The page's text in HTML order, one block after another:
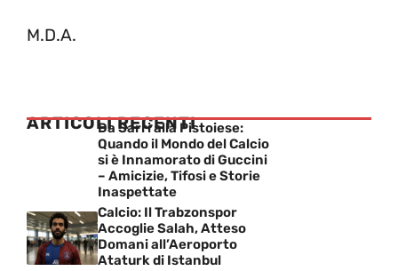
M.D.A.
ARTICOLI RECENTI
Da Sarri alla Pistoiese:
Quando il Mondo del Calcio
si è Innamorato di Guccini
– Amicizie, Tifosi e Storie
Inaspettate
Calcio: Il Trabzonspor
Accoglie Salah, Atteso
Domani all’Aeroporto
Ataturk di Istanbul